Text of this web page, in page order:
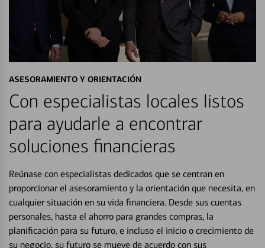
ASESORAMIENTO Y ORIENTACIÓN
Con especialistas locales listos
para ayudarle a encontrar
soluciones financieras
Reúnase con especialistas dedicados que se centran en
proporcionar el asesoramiento y la orientación que necesita, en
cualquier situación en su vida financiera. Desde sus cuentas
personales, hasta el ahorro para grandes compras, la
planificación para su futuro, e incluso el inicio o crecimiento de
su negocio, su futuro se mueve de acuerdo con sus